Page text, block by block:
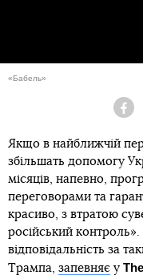
«Бабель»
Якщо в найближчій
збільшать допомогу
місяців, напевно,
переговорами та
красиво, з втратою
російський
відповідальність за
Трампа, запевняє у